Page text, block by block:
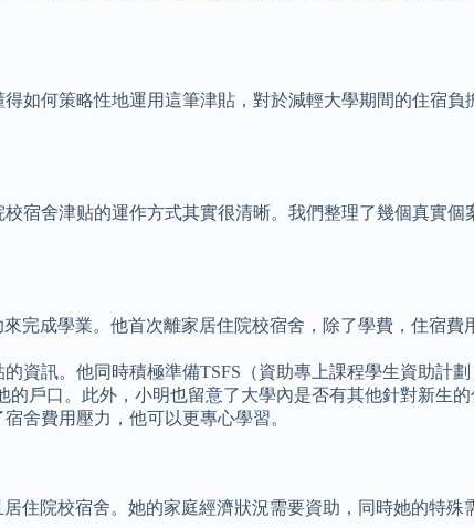
如何策略性地運用這筆津貼，對於減輕大學期間的住宿
宿舍津贴的運作方式其實很清晰。我們整理了幾個真實
完成學業。他首次離家居住院校宿舍，除了學費，住宿費
資訊。他同時積極準備TSFS（資助專上課程學生資助計
戶口。此外，小明也留意了大學內是否有其他針對新生
舍費用壓力，他可以更專心學習。
住院校宿舍。她的家庭經濟狀況需要資助，同時她的特殊